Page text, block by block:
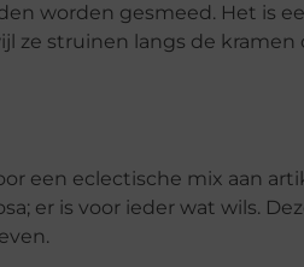
worden gesmeed. Het is
struinen langs de kramen
een eclectische mix aan
er is voor ieder wat wils.